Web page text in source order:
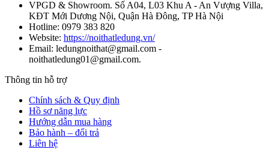
VPGD & Showroom. Số A04, L03 Khu A - An Vượng Villa,
KĐT Mới Dương Nội, Quận Hà Đông, TP Hà Nội
Hotline: 0979 383 820
Website: https://noithatledung.vn/
Email: ledungnoithat@gmail.com -
noithatledung01@gmail.com.
Thông tin hỗ trợ
Chính sách & Quy định
Hồ sơ năng lực
Hướng dẫn mua hàng
Bảo hành – đổi trả
Liên hệ